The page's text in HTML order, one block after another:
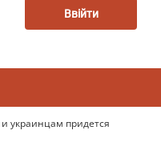
Ввійти
украинцам придется